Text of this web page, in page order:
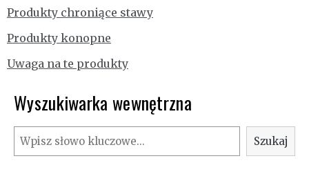
Produkty chroniące stawy
Produkty konopne
Uwaga na te produkty
Wyszukiwarka wewnętrzna
Szukaj
Szukaj